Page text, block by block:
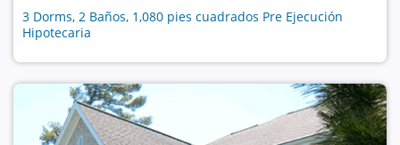
3 Dorms, 2 Baños, 1,080 pies cuadrados Pre Ejecución
Hipotecaria